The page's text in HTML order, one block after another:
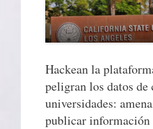
Hackean la
peligran los datos de
universidades:
publicar información